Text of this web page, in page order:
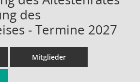
des
- Termine 2027
Mitglieder